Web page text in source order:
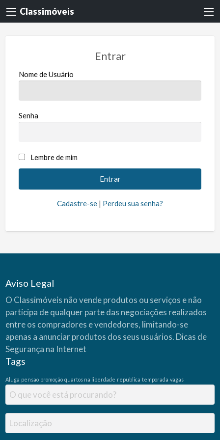
Classimóveis
Entrar
Nome de Usuário
Senha
Lembre de mim
Cadastre-se | Perdeu sua senha?
Aviso Legal
O Classimóveis não vende produtos ou serviços e não
participa de qualquer parte das negociações realizados
entre os compradores e vendedores, limitando-se
apenas a anunciar produtos dos seus usuários. Dicas de
Segurança na Internet
Tags
Aluga pensao promoção quartos na liberdade republica temporada vagas